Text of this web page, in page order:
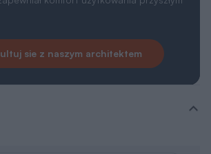
sie z naszym architektem